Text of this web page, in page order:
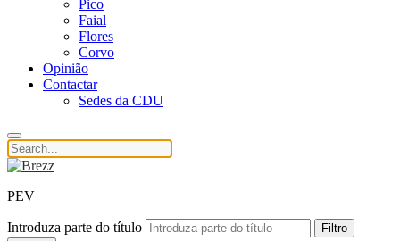
Pico
Faial
Flores
Corvo
Opinião
Contactar
Sedes da CDU
PEV
Introduza parte do título
Filtro